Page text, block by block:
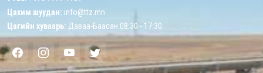
Цахим шуудан: info@ttz.mn
Цагийн хуваарь: Даваа-Баасан 08:30 - 17:30